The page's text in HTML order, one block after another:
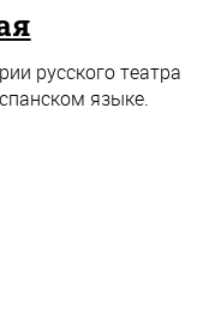
русского театра
языке.